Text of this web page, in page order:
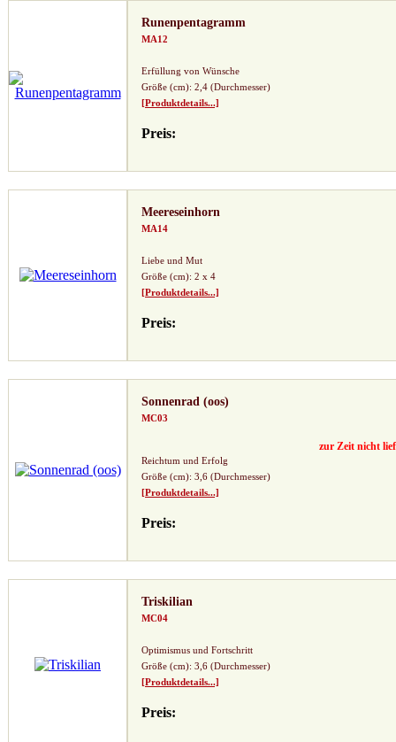
Runenpentagramm
MA12
Erfüllung von Wünsche
Größe (cm): 2,4 (Durchmesser)
[Produktdetails...]
Preis:
Meereseinhorn
MA14
Liebe und Mut
Größe (cm): 2 x 4
[Produktdetails...]
Preis:
Sonnenrad (oos)
MC03
zur Zeit nicht
Reichtum und Erfolg
Größe (cm): 3,6 (Durchmesser)
[Produktdetails...]
Preis:
Triskilian
MC04
Optimismus und Fortschritt
Größe (cm): 3,6 (Durchmesser)
[Produktdetails...]
Preis: